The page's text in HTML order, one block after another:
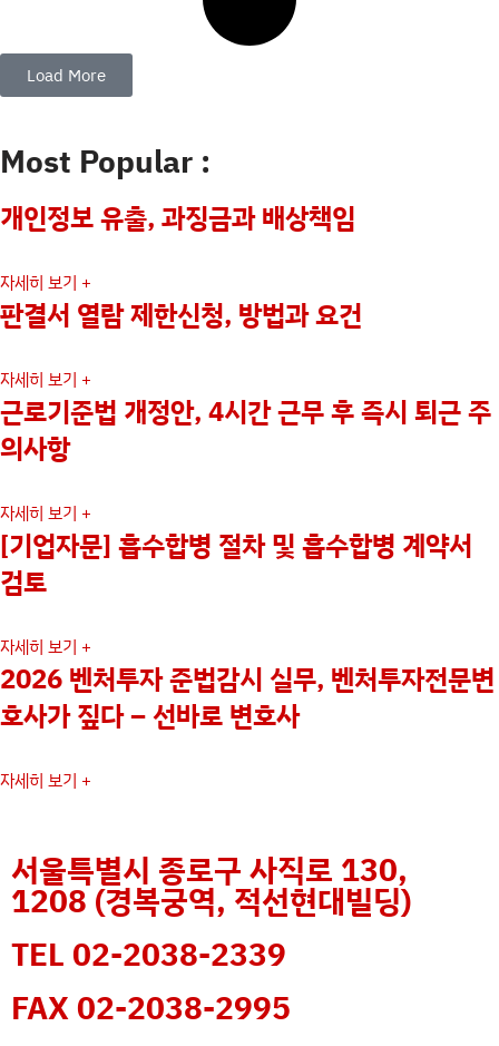
Load More
Most Popular :
개인정보 유출, 과징금과 배상책임
자세히 보기 +
판결서 열람 제한신청, 방법과 요건
자세히 보기 +
근로기준법 개정안, 4시간 근무 후 즉시 퇴근 주
의사항
자세히 보기 +
[기업자문] 흡수합병 절차 및 흡수합병 계약서
검토
자세히 보기 +
2026 벤처투자 준법감시 실무, 벤처투자전문변
호사가 짚다 – 선바로 변호사
자세히 보기 +
서울특별시 종로구 사직로 130,
1208 (경복궁역, 적선현대빌딩)
TEL 02-2038-2339
FAX 02-2038-2995